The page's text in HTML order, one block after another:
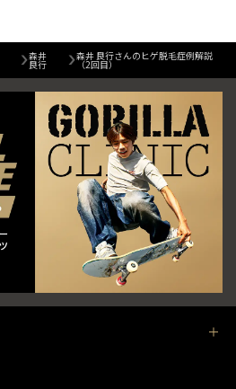
森井
良行
森井 良行さんのヒゲ脱毛症例解説
（2回目）